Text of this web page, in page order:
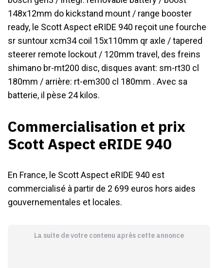
148x12mm do kickstand mount / range booster
ready, le Scott Aspect eRIDE 940 reçoit une fourche
sr suntour xcm34 coil 15x110mm qr axle / tapered
steerer remote lockout / 120mm travel, des freins
shimano br-mt200 disc, disques avant: sm-rt30 cl
180mm / arrière: rt-em300 cl 180mm . Avec sa
batterie, il pèse 24 kilos.
Commercialisation et prix
Scott Aspect eRIDE 940
En France, le Scott Aspect eRIDE 940 est
commercialisé à partir de 2 699 euros hors aides
gouvernementales et locales.
La suite de votre contenu après cette annonce